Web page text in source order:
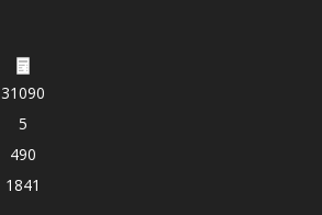
31090
5
490
1841